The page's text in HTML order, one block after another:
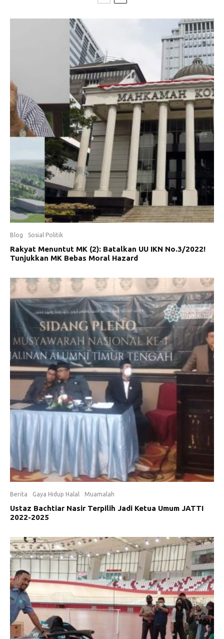
Blog Sosial Politik
Rakyat Menuntut MK (2): Batalkan UU IKN No.3/2022!
Tunjukkan MK Bebas Moral Hazard
Berita Gaya Hidup Halal Muamalah
Ustaz Bachtiar Nasir Terpilih Jadi Ketua Umum JATTI
2022-2025